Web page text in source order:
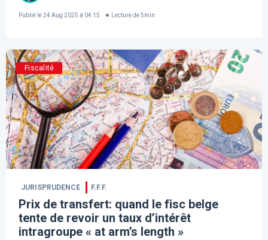
Publié le24 Aug 2025 à 04:15 Lecture de 5min
Fiscalité
JURISPRUDENCE F.F.F.
Prix de transfert: quand le fisc belge
tente de revoir un taux d’intérêt
intragroupe « at arm’s length »